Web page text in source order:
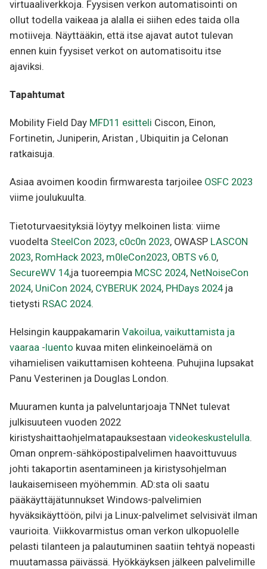
virtuaaliverkkoja. Fyysisen verkon automatisointi on
ollut todella vaikeaa ja alalla ei siihen edes taida olla
motiiveja. Näyttääkin, että itse ajavat autot tulevan
ennen kuin fyysiset verkot on automatisoitu itse
ajaviksi.
Tapahtumat
Mobility Field Day MFD11 esitteli Ciscon, Einon,
Fortinetin, Juniperin, Aristan , Ubiquitin ja Celonan
ratkaisuja.
Asiaa avoimen koodin firmwaresta tarjoilee OSFC 2023
viime joulukuulta.
Tietoturvaesityksiä löytyy melkoinen lista: viime
vuodelta SteelCon 2023, c0c0n 2023, OWASP LASCON
2023, RomHack 2023, m0leCon2023, OBTS v6.0,
SecureWV 14,ja tuoreempia MCSC 2024, NetNoiseCon
2024, UniCon 2024, CYBERUK 2024, PHDays 2024ja
tietysti RSAC 2024.
Helsingin kauppakamarin Vakoilua, vaikuttamista ja
vaaraa -luento kuvaa miten elinkeinoelämä on
vihamielisen vaikuttamisen kohteena. Puhujina lupsakat
Panu Vesterinen ja Douglas London.
Muuramen kunta ja palveluntarjoaja TNNet tulevat
julkisuuteen vuoden 2022
kiristyshaittaohjelmatapauksestaan videokeskustelulla.
Oman onprem-sähköpostipalvelimen haavoittuvuus
johti takaportin asentamineen ja kiristysohjelman
laukaisemiseen myöhemmin. AD:sta oli saatu
pääkäyttäjätunnukset Windows-palvelimien
hyväksikäyttöön, pilvi ja Linux-palvelimet selvisivät ilman
vaurioita. Viikkovarmistus oman verkon ulkopuolelle
pelasti tilanteen ja palautuminen saatiin tehtyä nopeasti
muutamassa päivässä. Hyökkäyksen jälkeen palvelimille